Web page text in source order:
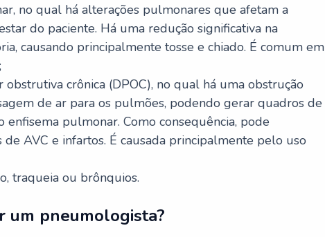
no qual há alterações pulmonares que afetam a
do paciente. Há uma redução significativa na
causando principalmente tosse e chiado. É comum em
obstrutiva crônica (DPOC), no qual há uma obstrução
de ar para os pulmões, podendo gerar quadros de
enfisema pulmonar. Como consequência, pode
de AVC e infartos. É causada principalmente pelo uso
traqueia ou brônquios.
um pneumologista?